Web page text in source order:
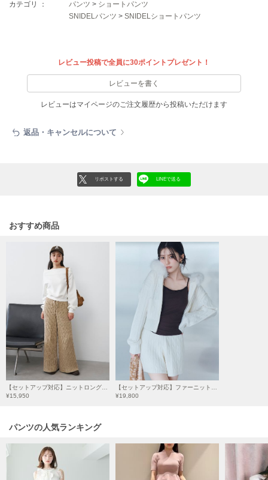
ジェラート ピケ
HOKA ONEONE
ホカ オネオネ
KEEN
キーン
ラート
カテゴリ ： パンツ > ショートパンツ
SNIDELパンツ > SNIDELショートパンツ
レビュー投稿で全員に30ポイントプレゼント！
レビューを書く
レビューはマイページのご注文履歴から投稿いただけます
返品・キャンセルについて
リポストする LINEで送る
おすすめ商品
¥15,950
¥19,800
パンツの人気ランキング